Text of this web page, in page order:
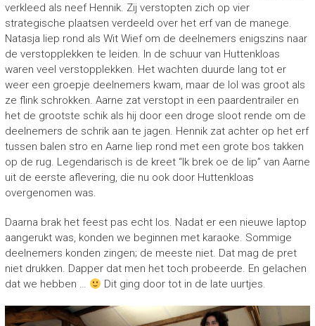
verkleed als neef Hennik. Zij verstopten zich op vier
strategische plaatsen verdeeld over het erf van de manege.
Natasja liep rond als Wit Wief om de deelnemers enigszins naar
de verstopplekken te leiden. In de schuur van Huttenkloas
waren veel verstopplekken. Het wachten duurde lang tot er
weer een groepje deelnemers kwam, maar de lol was groot als
ze flink schrokken. Aarne zat verstopt in een paardentrailer en
het de grootste schik als hij door een droge sloot rende om de
deelnemers de schrik aan te jagen. Hennik zat achter op het erf
tussen balen stro en Aarne liep rond met een grote bos takken
op de rug. Legendarisch is de kreet “Ik brek oe de lip” van Aarne
uit de eerste aflevering, die nu ook door Huttenkloas
overgenomen was.
Daarna brak het feest pas echt los. Nadat er een nieuwe laptop
aangerukt was, konden we beginnen met karaoke. Sommige
deelnemers konden zingen; de meeste niet. Dat mag de pret
niet drukken. Dapper dat men het toch probeerde. En gelachen
dat we hebben …
Dit ging door tot in de late uurtjes.